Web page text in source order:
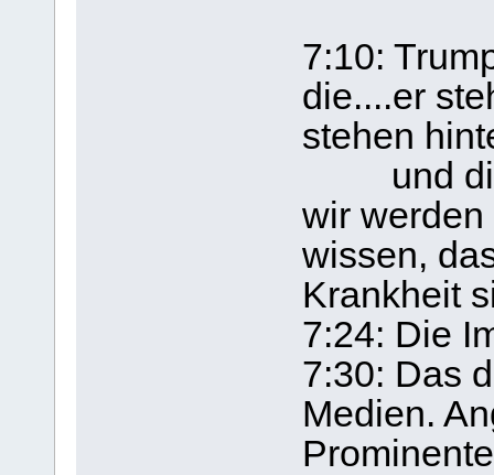
7:10:
die....er
stehen
und die
wir
wissen,
Krankheit
7:24: Die
7:30: Das
Medien.